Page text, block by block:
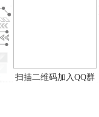
扫描二维码加入QQ群